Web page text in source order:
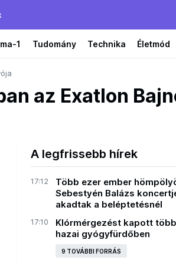
1 Tudomány Technika Életmód
az Exatlon
A legfrissebb hírek
17:12
Több ezer ember
Sebestyén Balázs
akadtak a beléptetésnél
17:10
Klórmérgezést kapott
hazai gyógyfürdőben
9 TOVÁBBI FORRÁS